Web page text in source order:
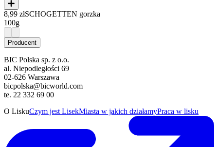
8,99 złSCHOGETTEN gorzka
100g
Producent
BIC Polska sp. z o.o.
al. Niepodległości 69
02-626 Warszawa
bicpolska@bicworld.com
te. 22 332 69 00
O LiskuCzym jest LisekMiasta w jakich działamyPraca w lisku